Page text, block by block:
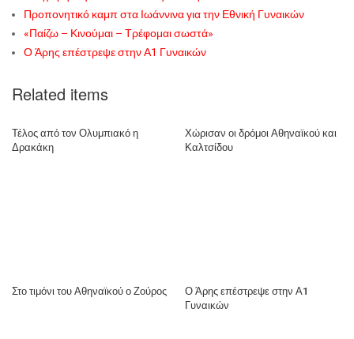
Προπονητικό καμπ στα Ιωάννινα για την Εθνική Γυναικών
«Παίζω – Κινούμαι – Τρέφομαι σωστά»
Ο Άρης επέστρεψε στην Α1 Γυναικών
Related items
Τέλος από τον Ολυμπιακό η
Δρακάκη
Χώρισαν οι δρόμοι Αθηναϊκού και
Καλτσίδου
Στο τιμόνι του Αθηναϊκού ο Ζούρος
Ο Άρης επέστρεψε στην Α1
Γυναικών